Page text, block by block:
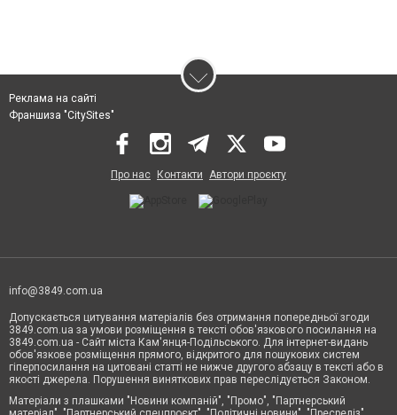
Реклама на сайті
Франшиза "CitySites"
Про нас Контакти Автори проєкту
info@3849.com.ua
Допускається цитування матеріалів без отримання попередньої згоди
3849.com.ua за умови розміщення в тексті обов'язкового посилання на
3849.com.ua - Сайт міста Кам'янця-Подільського. Для інтернет-видань
обов'язкове розміщення прямого, відкритого для пошукових систем
гіперпосилання на цитовані статті не нижче другого абзацу в тексті або в
якості джерела. Порушення виняткових прав переслідується Законом.
Матеріали з плашками "Новини компаній", "Промо", "Партнерський